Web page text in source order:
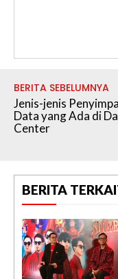
BERITA SEBELUMNYA
Jenis-jenis
Data yang Ada di
Center
BERITA